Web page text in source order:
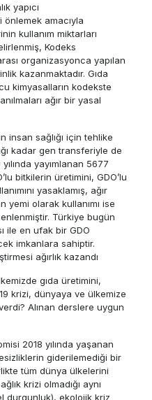
yapıcı
önlemek amacıyla
kullanım miktarları
Kodeks
organizasyonca yapılan
kazanmaktadır. Gıda
kimyasalların kodekste
ağır bir yasal
insan sağlığı için tehlike
kadar gen transferiyle de
yayımlanan 5677
bitkilerin üretimini, GDO’lu
yasaklamış, ağır
yemi olarak kullanımı ise
Türkiye bugün
ile en ufak bir GDO
imkanlara sahiptir.
ağırlık kazandı
gıda üretimini,
krizi, dünyaya ve ülkemize
Alınan derslere uygun
2018 yılında yaşanan
giderilemediği bir
tüm dünya ülkelerini
krizi olmadığı aynı
durgunluk), ekolojik kriz